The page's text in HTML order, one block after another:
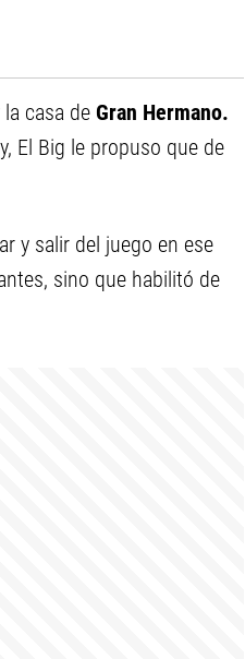
casa de Gran Hermano.
El Big le propuso que de
y salir del juego en ese
sino que habilitó de